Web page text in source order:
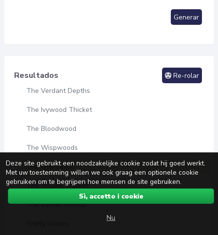
Generar
Resultados
Re-rolar
The Verdant Depths
The Ivywood Thicket
The Bloodwood
The Wispwoods
The Prismwilds
The Arcane Thicket
The Sylvan Shroud.
Deze site gebruikt een noodzakelijke cookie zodat hij goed werkt.
Met uw toestemming willen we ook graag een optionele cookie
gebruiken om te begrijpen hoe mensen de site gebruiken.
Sì, accetto i cookie
Nu